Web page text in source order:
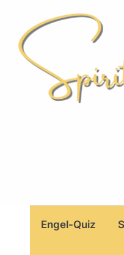
content
Engel-Quiz